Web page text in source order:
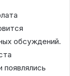
обсуждений.
появлялись